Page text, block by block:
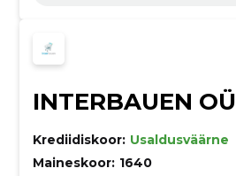
INTERBAUEN OÜ
Krediidiskoor: Usaldusväärne
Maineskoor: 1640